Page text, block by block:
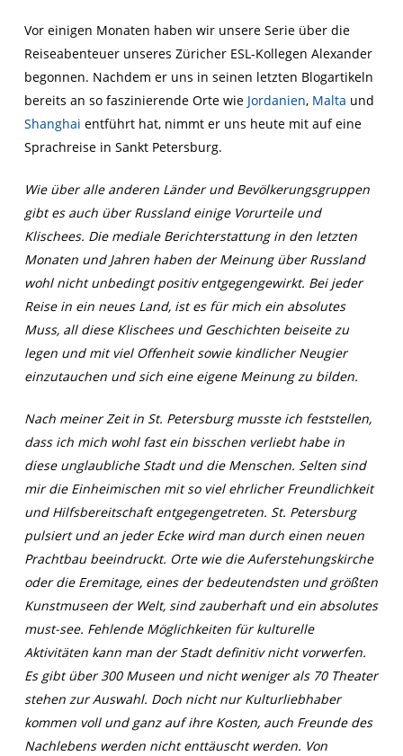
Vor einigen Monaten haben wir unsere Serie über die
Reiseabenteuer unseres Züricher ESL-Kollegen Alexander
begonnen. Nachdem er uns in seinen letzten Blogartikeln
bereits an so faszinierende Orte wie Jordanien, Malta und
Shanghai entführt hat, nimmt er uns heute mit auf eine
Sprachreise in Sankt Petersburg.
Wie über alle anderen Länder und Bevölkerungsgruppen
gibt es auch über Russland einige Vorurteile und
Klischees. Die mediale Berichterstattung in den letzten
Monaten und Jahren haben der Meinung über Russland
wohl nicht unbedingt positiv entgegengewirkt. Bei jeder
Reise in ein neues Land, ist es für mich ein absolutes
Muss, all diese Klischees und Geschichten beiseite zu
legen und mit viel Offenheit sowie kindlicher Neugier
einzutauchen und sich eine eigene Meinung zu bilden.
Nach meiner Zeit in St. Petersburg musste ich feststellen,
dass ich mich wohl fast ein bisschen verliebt habe in
diese unglaubliche Stadt und die Menschen. Selten sind
mir die Einheimischen mit so viel ehrlicher Freundlichkeit
und Hilfsbereitschaft entgegengetreten. St. Petersburg
pulsiert und an jeder Ecke wird man durch einen neuen
Prachtbau beeindruckt. Orte wie die Auferstehungskirche
oder die Eremitage, eines der bedeutendsten und größten
Kunstmuseen der Welt, sind zauberhaft und ein absolutes
must-see. Fehlende Möglichkeiten für kulturelle
Aktivitäten kann man der Stadt definitiv nicht vorwerfen.
Es gibt über 300 Museen und nicht weniger als 70 Theater
stehen zur Auswahl. Doch nicht nur Kulturliebhaber
kommen voll und ganz auf ihre Kosten, auch Freunde des
Nachlebens werden nicht enttäuscht werden. Von